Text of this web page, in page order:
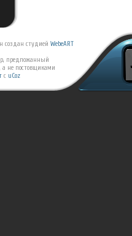
создан студией WebeART
предложанный
не постовщиками
с uCoz